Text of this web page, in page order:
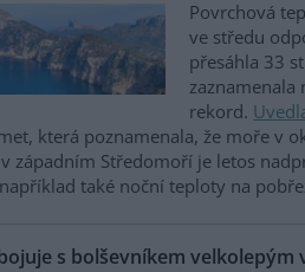
Povrchová
ve středu
přesáhla 33
zaznamenala
rekord.
která poznamenala, že moře v
západním Středomoří je letos
také noční teploty na
s bolševníkem velkolepým